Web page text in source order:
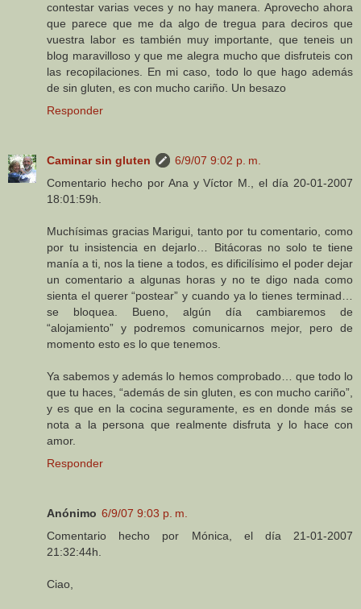
contestar varias veces y no hay manera. Aprovecho ahora
que parece que me da algo de tregua para deciros que
vuestra labor es también muy importante, que teneis un
blog maravilloso y que me alegra mucho que disfruteis con
las recopilaciones. En mi caso, todo lo que hago además
de sin gluten, es con mucho cariño. Un besazo
Responder
Caminar sin gluten
6/9/07 9:02 p. m.
Comentario hecho por Ana y Víctor M., el día 20-01-2007
18:01:59h.
Muchísimas gracias Marigui, tanto por tu comentario, como
por tu insistencia en dejarlo… Bitácoras no solo te tiene
manía a ti, nos la tiene a todos, es dificilísimo el poder dejar
un comentario a algunas horas y no te digo nada como
sienta el querer “postear” y cuando ya lo tienes terminad…
se bloquea. Bueno, algún día cambiaremos de
“alojamiento” y podremos comunicarnos mejor, pero de
momento esto es lo que tenemos.
Ya sabemos y además lo hemos comprobado… que todo lo
que tu haces, “además de sin gluten, es con mucho cariño”,
y es que en la cocina seguramente, es en donde más se
nota a la persona que realmente disfruta y lo hace con
amor.
Responder
Anónimo 6/9/07 9:03 p. m.
Comentario hecho por Mónica, el día 21-01-2007
21:32:44h.
Ciao,